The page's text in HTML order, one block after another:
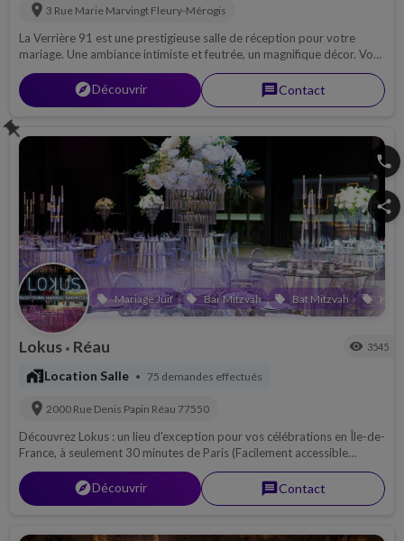
location_on 3 Rue Marie Marvingt Fleury-Mérogis
La Verrière 91 est une prestigieuse salle de réception pour votre
mariage. Une ambiance intimiste et feutrée, un magnifique décor. Vos
noces parviendront a rendre ce jour unique un rêve dans un lieu
magique.
explorerDécouvrir messageContact
local_offer Mariage Juif local_offer Bar Mitzvah local_offer Bat Mitzvah local_offer
phone
share
Lokus • Réau visibility 3545
maps_home_work Location Salle • 75 demandes effectués
location_on 2000 Rue Denis Papin Réau 77550
Découvrez Lokus : un lieu d'exception pour vos célébrations en Île-de-
France, à seulement 30 minutes de Paris (Facilement accessible
depuis Paris, Créteil, Évry et Melun). Mariages, Bar Mitzva, Chabbat
Hatan etc...explorerDécouvrir messageContact